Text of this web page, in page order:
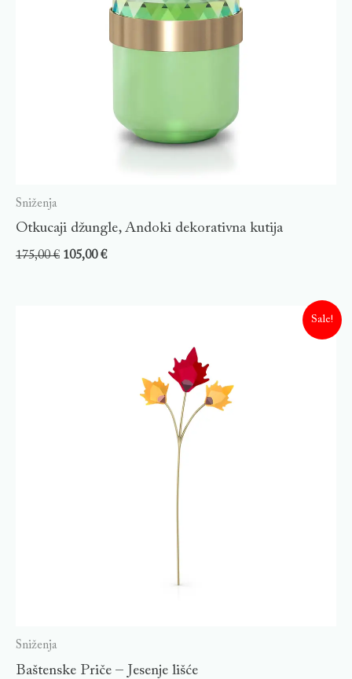
Sniženja
Otkucaji džungle, Andoki dekorativna kutija
175,00€ 105,00€
Sale!
Sniženja
Baštenske Priče – Jesenje lišće